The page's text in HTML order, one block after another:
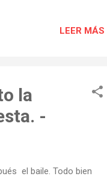
LEER MÁS
la
-
el baile. Todo bien